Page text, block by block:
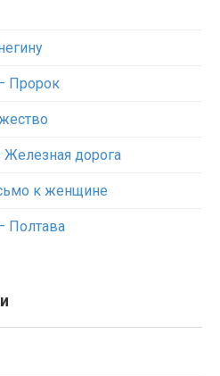
Пророк
дорога
к женщине
Полтава